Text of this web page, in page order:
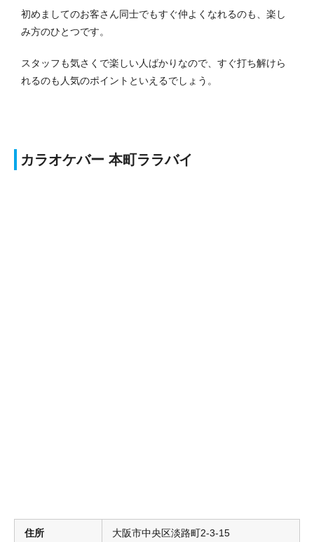
初めましてのお客さん同士でもすぐ仲よくなれるのも、楽し
み方のひとつです。
スタッフも気さくで楽しい人ばかりなので、すぐ打ち解けら
れるのも人気のポイントといえるでしょう。
カラオケバー 本町ララバイ
住所 大阪市中央区淡路町2-3-15